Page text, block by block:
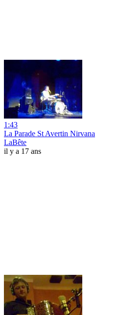
1:43
La Parade St Avertin Nirvana
LaBête
il y a 17 ans